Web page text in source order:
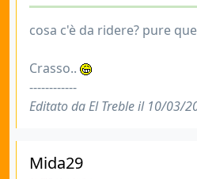
cosa c'è da ridere? pure
Crasso..
------------
Editato da El Treble il 10/03/
Mida29